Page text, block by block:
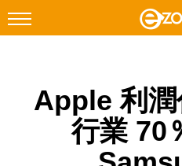
Facebook Instagram
Apple 利
行業 70